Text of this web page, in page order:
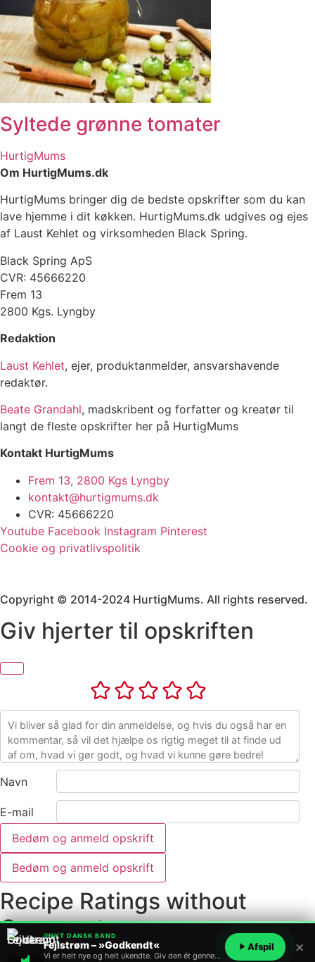
Syltede grønne tomater
HurtigMums
Om HurtigMums.dk
HurtigMums bringer dig de bedste opskrifter som du kan
lave hjemme i dit køkken. HurtigMums.dk udgives og ejes
af Laust Kehlet og virksomheden Black Spring.
Black Spring ApS
CVR: 45666220
Frem 13
2800 Kgs. Lyngby
Redaktion
Laust Kehlet, ejer, produktanmelder, ansvarshavende
redaktør.
Beate Grandahl, madskribent og forfatter og kreatør til
langt de fleste opskrifter her på HurtigMums
Kontakt HurtigMums
Frem 13, 2800 Kgs Lyngby
kontakt@hurtigmums.dk
CVR: 45666220
Youtube Facebook Instagram Pinterest
Cookie og privatlivspolitik
Copyright © 2014-2024 HurtigMums. All rights reserved.
NYT DANSK BAND
Fejlstrøm – »Godkendt«
Vi er helt nye og helt ukendte. Giv den ét gennemlyt?
Afspil ×
Giv hjerter til opskriften
Navn
E-mail
Bedøm og anmeld opskrift
Bedøm og anmeld opskrift
Recipe Ratings without
Comment